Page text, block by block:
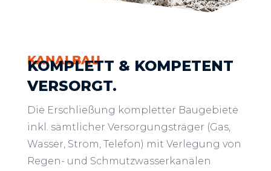
KANALBAU
KOMPLETT & KOMPETENT
VERSORGT.
Die Erschließung kompletter Baugebiete
inkl. sämtlicher Versorgungsträger (Gas,
Wasser, Strom, Telefon) mit Verlegung von
Regen- und Schmutzwasserkanälen